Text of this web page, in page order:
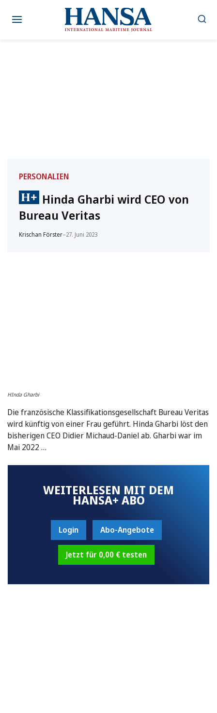
Inhalt
PERSONALIEN
Hinda Gharbi wird CEO von
Bureau Veritas
Krischan Förster–27. Juni 2023
HInda Gharbi
Die französische Klassifikationsgesellschaft Bureau Veritas
wird künftig von einer Frau geführt. Hinda Gharbi löst den
bisherigen CEO Didier Michaud-Daniel ab. Gharbi war im
Mai 2022 …
WEITERLESEN MIT DEM
HANSA+ ABO
Login Abo-Angebote
Jetzt für 0,00 € testen